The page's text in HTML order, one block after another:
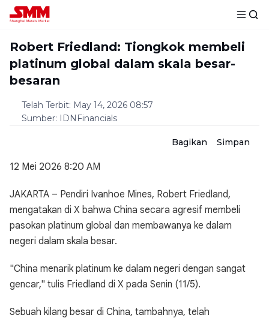
Robert Friedland: Tiongkok membeli
platinum global dalam skala besar-
besaran
Telah Terbit: May 14, 2026 08:57
Sumber: IDNFinancials
Bagikan Simpan
12 Mei 2026 8:20 AM
JAKARTA – Pendiri Ivanhoe Mines, Robert Friedland,
mengatakan di X bahwa China secara agresif membeli
pasokan platinum global dan membawanya ke dalam
negeri dalam skala besar.
"China menarik platinum ke dalam negeri dengan sangat
gencar," tulis Friedland di X pada Senin (11/5).
Sebuah kilang besar di China, tambahnya, telah